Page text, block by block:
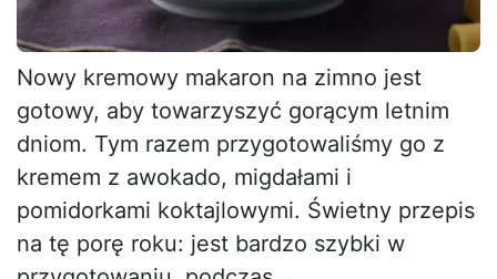
Nowy kremowy makaron na zimno jest
gotowy, aby towarzyszyć gorącym letnim
dniom. Tym razem przygotowaliśmy go z
kremem z awokado, migdałami i
pomidorkami koktajlowymi. Świetny przepis
na tę porę roku: jest bardzo szybki w